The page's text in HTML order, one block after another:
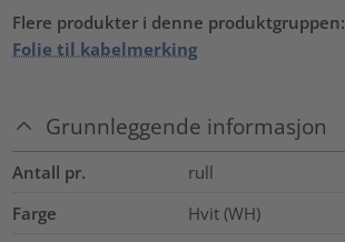
Flere produkter i denne produktgruppen:
Folie til kabelmerking
Grunnleggende informasjon
Antall pr.
rull
Farge
Hvit (WH)